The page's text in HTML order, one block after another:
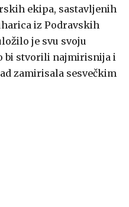
ekipa, sastavljenih
iz Podravskih
je svu svoju
bi stvorili najmirisnija i
zamirisala sesvečkim